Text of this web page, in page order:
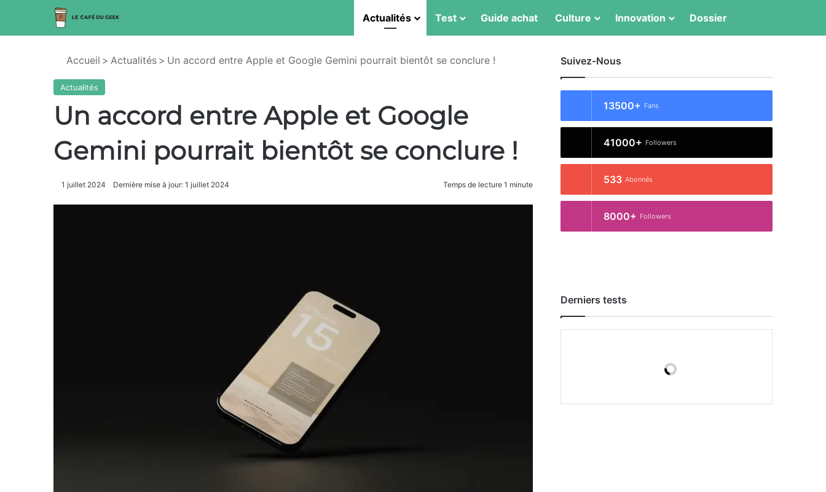
Actualités Test Guide achat Culture Innovation Dossier
Accueil > Actualités > Un accord entre Apple et Google Gemini pourrait bientôt se conclure !
Actualités
Un accord entre Apple et Google
Gemini pourrait bientôt se conclure !
1 juillet 2024 Dernière mise à jour: 1 juillet 2024 Temps de lecture 1 minute
Suivez-Nous
13500+ Fans
41000+ Followers
533 Abonnés
8000+ Followers
Derniers tests